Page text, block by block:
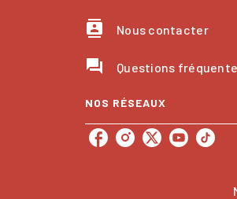
contacts Nous contacter
question_answer Questions
NOS RÉSEAUX